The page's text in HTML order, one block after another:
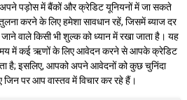
पड़ोस में बैंकों और क्रेडिट यूनियनों में जा सकते
करने के लिए हमेशा सावधान रहें, जिसमें ब्याज दर
जाने वाले किसी भी शुल्क को ध्यान में रखा जाता है। यह
समय में कई ऋणों के लिए आवेदन करने से आपके क्रेडिट
है; इसलिए, आपको अपने आवेदनों को कुछ चुनिंदा
जिन पर आप वास्तव में विचार कर रहे हैं।